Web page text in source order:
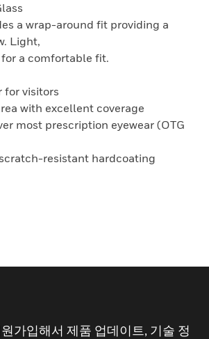
a wrap-around fit providing a
Light,
a comfortable fit.
for visitors
with excellent coverage
most prescription eyewear (OTG
resistant hardcoating
가입해서 제품 업데이트, 기술 정